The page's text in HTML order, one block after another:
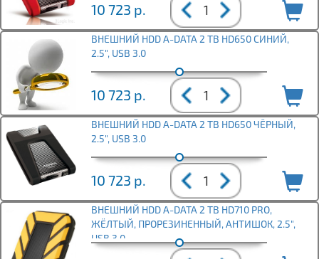
10 723 р.
ВНЕШНИЙ HDD A-DATA 2 TB HD650 СИНИЙ,
2.5", USB 3.0
10 723 р.
ВНЕШНИЙ HDD A-DATA 2 TB HD650 ЧЁРНЫЙ,
2.5", USB 3.0
10 723 р.
ВНЕШНИЙ HDD A-DATA 2 TB HD710 PRO,
ЖЁЛТЫЙ, ПРОРЕЗИНЕННЫЙ, АНТИШОК, 2.5",
USB 3.0